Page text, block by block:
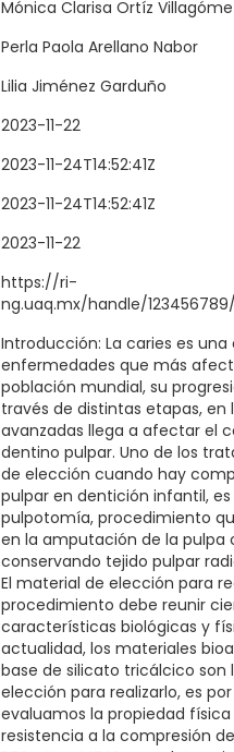
Mónica Clarisa Ortíz
Perla Paola Arellano Nabor
Lilia Jiménez Garduño
2023-11-22
2023-11-24T14:52:41Z
2023-11-24T14:52:41Z
2023-11-22
https://ri-
ng.uaq.mx/handle/
Introducción: La caries es una
enfermedades que más
población mundial, su
través de distintas etapas, en
avanzadas llega a afectar el
dentino pulpar. Uno de los
de elección cuando hay
pulpar en dentición infantil, es
pulpotomía, procedimiento
en la amputación de la pulpa
conservando tejido pulpar
El material de elección para
procedimiento debe reunir
características biológicas y
actualidad, los materiales
base de silicato tricálcico son
elección para realizarlo, es
evaluamos la propiedad
resistencia a la compresión